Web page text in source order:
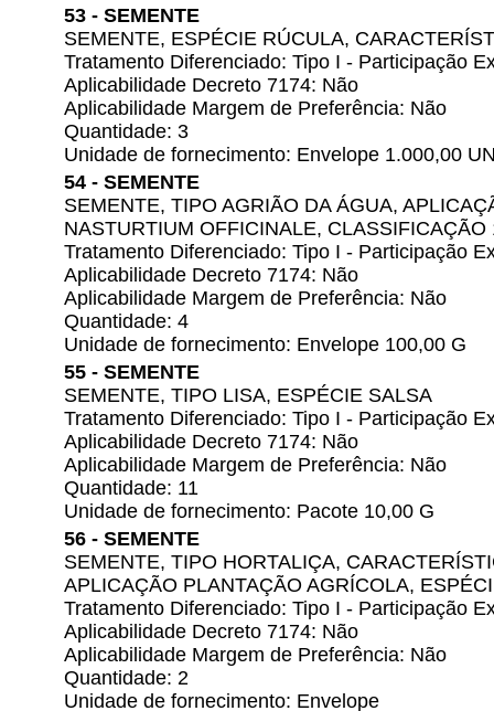
53 - SEMENTE
SEMENTE, ESPÉCIE RÚCULA,
Tratamento Diferenciado: Tipo I - Participação
Aplicabilidade Decreto 7174: Não
Aplicabilidade Margem de Preferência: Não
Quantidade: 3
Unidade de fornecimento: Envelope 1.000,00
54 - SEMENTE
SEMENTE, TIPO AGRIÃO DA ÁGUA,
NASTURTIUM OFFICINALE,
Tratamento Diferenciado: Tipo I - Participação
Aplicabilidade Decreto 7174: Não
Aplicabilidade Margem de Preferência: Não
Quantidade: 4
Unidade de fornecimento: Envelope 100,00 G
55 - SEMENTE
SEMENTE, TIPO LISA, ESPÉCIE SALSA
Tratamento Diferenciado: Tipo I - Participação
Aplicabilidade Decreto 7174: Não
Aplicabilidade Margem de Preferência: Não
Quantidade: 11
Unidade de fornecimento: Pacote 10,00 G
56 - SEMENTE
SEMENTE, TIPO HORTALIÇA,
APLICAÇÃO PLANTAÇÃO AGRÍCOLA,
Tratamento Diferenciado: Tipo I - Participação
Aplicabilidade Decreto 7174: Não
Aplicabilidade Margem de Preferência: Não
Quantidade: 2
Unidade de fornecimento: Envelope